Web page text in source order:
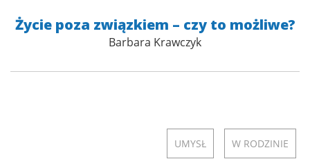
Życie poza związkiem – czy to możliwe?
Barbara Krawczyk
UMYSŁ W RODZINIE